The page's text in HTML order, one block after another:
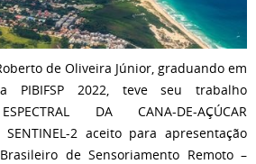
de Oliveira Júnior, graduando em
PIBIFSP 2022, teve seu trabalho
DA CANA-DE-AÇÚCAR
SENTINEL-2 aceito para apresentação
de Sensoriamento Remoto –